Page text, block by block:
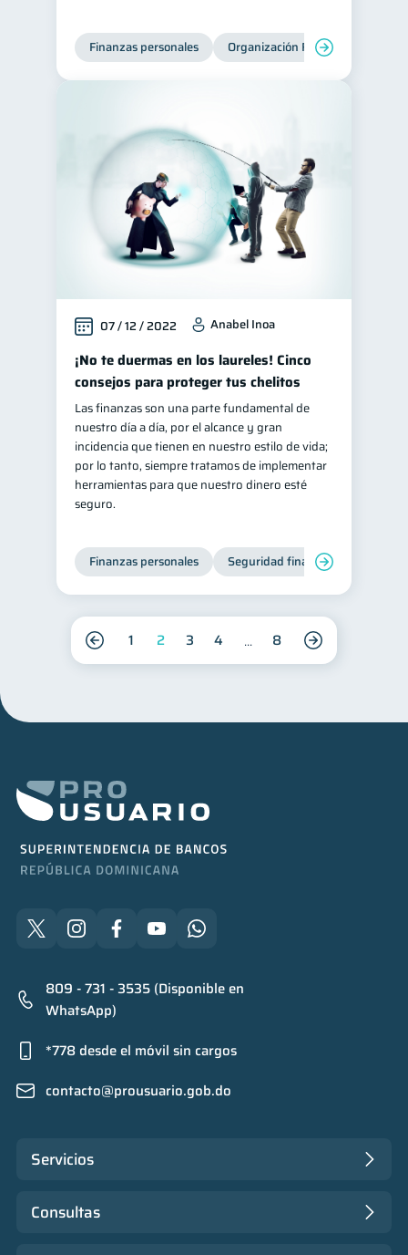
Finanzas personales Organización Financiera
07 / 12 / 2022 Anabel Inoa
¡No te duermas en los laureles! Cinco
consejos para proteger tus chelitos
Las finanzas son una parte fundamental de
nuestro día a día, por el alcance y gran
incidencia que tienen en nuestro estilo de vida;
por lo tanto, siempre tratamos de implementar
herramientas para que nuestro dinero esté
seguro.
Finanzas personales Seguridad financiera
1 2 3 4 8
809 - 731 - 3535 (Disponible en
WhatsApp)
*778 desde el móvil sin cargos
contacto@prousuario.gob.do
Servicios
Consultas